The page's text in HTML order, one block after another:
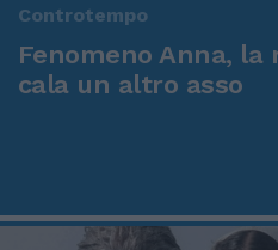
Controtempo
Fenomeno Anna, la
cala un altro asso